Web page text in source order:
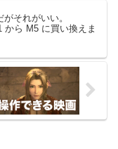
それがいい。
から M5 に買い換えま